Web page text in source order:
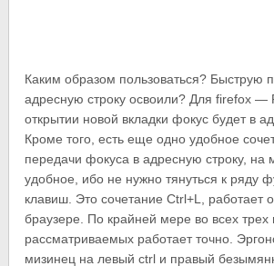
Каким образом пользоваться? Быструю
адресную строку освоили? Для firefox —
открытии новой вкладки фокус будет в
Кроме того, есть еще одно удобное
передачи фокуса в адресную строку, на
удобное, ибо не нужно тянуться к ряду
клавиш. Это сочетание Ctrl+L, работает
браузере. По крайней мере во всех
рассматриваемых работает точно.
мизинец на левый ctrl и правый